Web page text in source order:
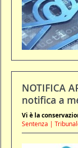
NOTIFICA
notifica a
Vi è la
Sentenza |